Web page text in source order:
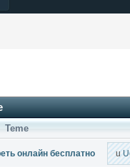
Teme
онлайн бесплатно u